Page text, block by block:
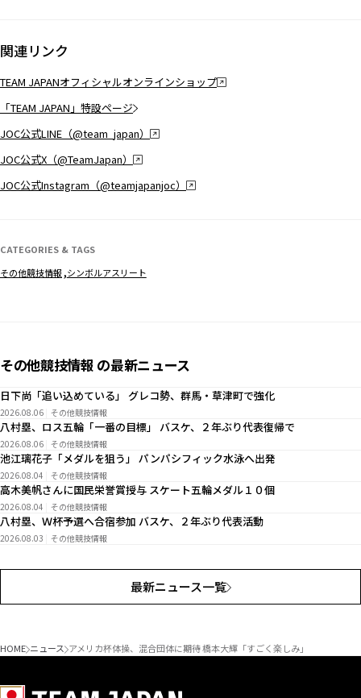
関連リンク
TEAM JAPANオフィシャルオンラインショップ
「TEAM JAPAN」特設ページ
JOC公式LINE（@team_japan）
JOC公式X（@TeamJapan）
JOC公式Instagram（@teamjapanjoc）
CATEGORIES & TAGS
その他競技情報 シンボルアスリート
その他競技情報 の最新ニュース
日下尚「追い込めている」 グレコ勢、群馬・草津町で強化
2026.08.06 その他競技情報
八村塁、ロス五輪「一番の目標」 バスケ、２年ぶり代表復帰で
2026.08.06 その他競技情報
池江璃花子「メダルを狙う」 パンパシフィック水泳へ出発
2026.08.04 その他競技情報
高木美帆さんに国民栄誉賞授与 スケート五輪メダル１０個
2026.08.04 その他競技情報
八村塁、Ｗ杯予選へ合宿参加 バスケ、２年ぶり代表活動
2026.08.03 その他競技情報
最新ニュース一覧
HOME ニュース アメリカ杯体操、混合団体に期待 橋本大輝「すごく楽しみ」